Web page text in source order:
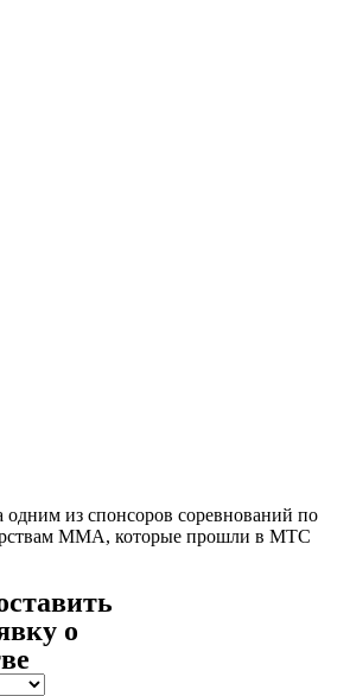
одним из спонсоров соревнований по
MMA, которые прошли в МТС
о